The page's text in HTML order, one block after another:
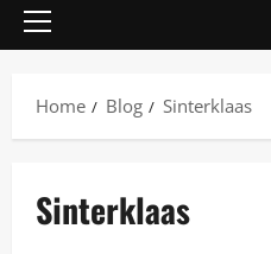
Home Blog Sinterklaas
Sinterklaas